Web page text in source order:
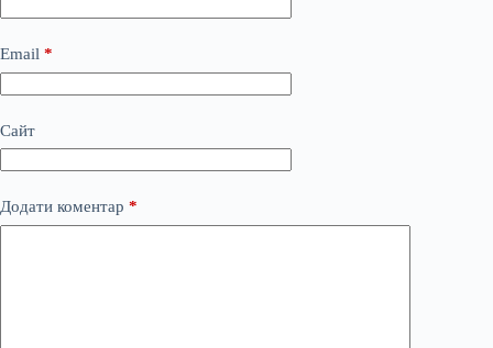
Email *
Сайт
Додати коментар *